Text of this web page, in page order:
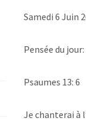
Samedi 6 Juin
Pensée du jour:
Psaumes 13: 6
Je chanterai à